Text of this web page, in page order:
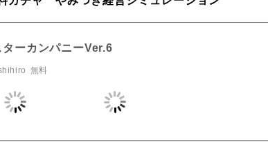
ターカンパニーVer.6
無料